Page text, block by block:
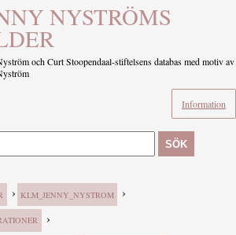
NYSTRÖMS
och Curt Stoopendaal-stiftelsens databas med motiv av
Information
SÖK
› KLM_JENNY_NYSTROM ›
›